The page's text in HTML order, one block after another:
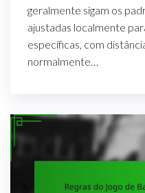
geralmente sigam os
ajustadas localmente
específicas, com
normalmente…